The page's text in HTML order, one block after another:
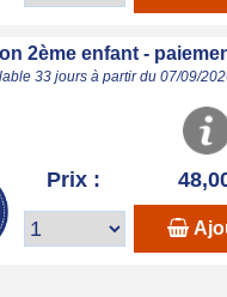
2ème enfant -
33 jours à partir du 07/09/
Prix :